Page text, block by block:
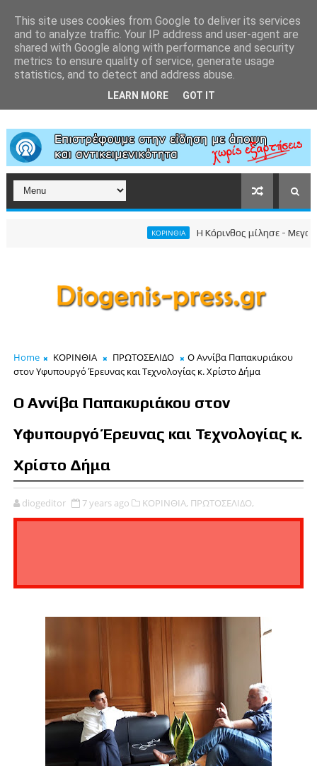
ΚΟΡΙΝΘΙΑ Η Κόρινθος μίλησε -
Home ΚΟΡΙΝΘΙΑ ΠΡΩΤΟΣΕΛΙΔΟ
Ο Αννίβα Παπακυριάκου
στον Υφυπουργό Έρευνας και Τεχνολογίας κ. Χρίστο Δήμα
Ο Αννίβα Παπακυριάκου στον
Υφυπουργό Έρευνας και Τεχνολογίας κ.
Χρίστο Δήμα
diogeditor 7 years ago ΚΟΡΙΝΘΙΑ, ΠΡΩΤΟΣΕΛΙΔΟ,
This site uses cookies from Google to deliver its services
and to analyze traffic. Your IP address and user-agent are
shared with Google along with performance and security
metrics to ensure quality of service, generate usage
statistics, and to detect and address abuse.
LEARN MORE GOT IT